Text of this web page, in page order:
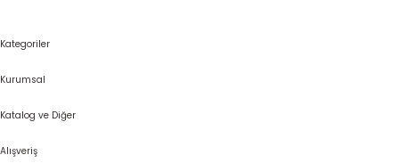
Kategoriler
Kurumsal
Katalog ve Diğer
Alışveriş